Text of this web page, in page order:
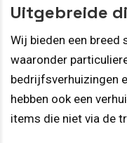
Uitgebreide
Wij bieden een breed
waaronder
bedrijfsverhuizingen
hebben ook een
items die niet via de